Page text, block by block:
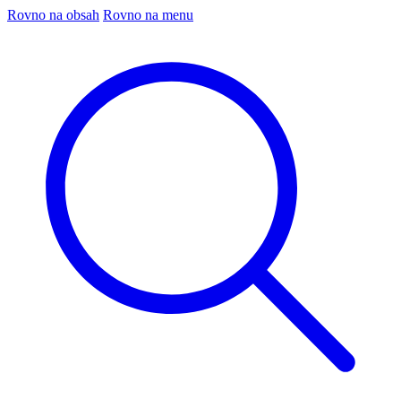
Rovno na obsah Rovno na menu